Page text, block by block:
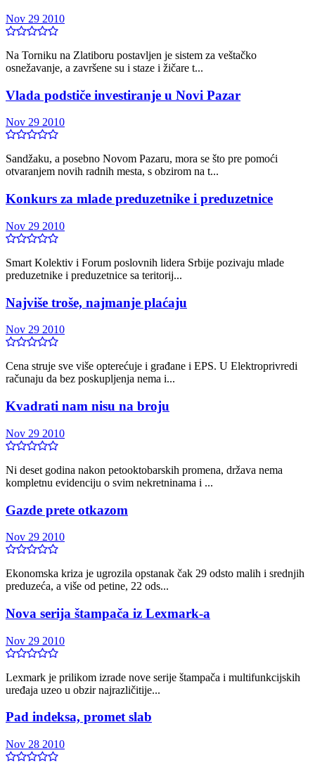
Nov 29 2010
Na Torniku na Zlatiboru postavljen je sistem za veštačko
osnežavanje, a završene su i staze i žičare t...
Vlada podstiče investiranje u Novi Pazar
Nov 29 2010
Sandžaku, a posebno Novom Pazaru, mora se što pre pomoći
otvaranjem novih radnih mesta, s obzirom na t...
Konkurs za mlade preduzetnike i preduzetnice
Nov 29 2010
Smart Kolektiv i Forum poslovnih lidera Srbije pozivaju mlade
preduzetnike i preduzetnice sa teritorij...
Najviše troše, najmanje plaćaju
Nov 29 2010
Cena struje sve više opterećuje i građane i EPS. U Elektroprivredi
računaju da bez poskupljenja nema i...
Kvadrati nam nisu na broju
Nov 29 2010
Ni deset godina nakon petooktobarskih promena, država nema
kompletnu evidenciju o svim nekretninama i ...
Gazde prete otkazom
Nov 29 2010
Ekonomska kriza je ugrozila opstanak čak 29 odsto malih i srednjih
preduzeća, a više od petine, 22 ods...
Nova serija štampača iz Lexmark-a
Nov 29 2010
Lexmark je prilikom izrade nove serije štampača i multifunkcijskih
uređaja uzeo u obzir najrazličitije...
Pad indeksa, promet slab
Nov 28 2010